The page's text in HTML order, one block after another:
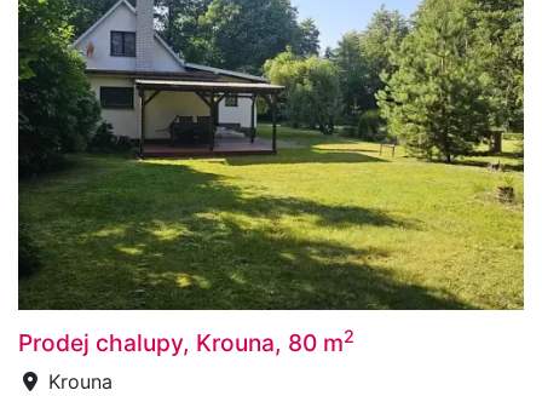
Prodej chalupy, Krouna, 80 m2
Krouna